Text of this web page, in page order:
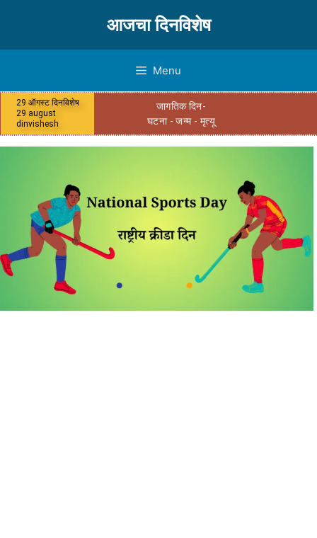
आजचा दिनविशेष
Menu
29 ऑगस्ट दिनविशेष
29 august
dinvishesh
जागतिक दिन-
घटना - जन्म - मृत्यू